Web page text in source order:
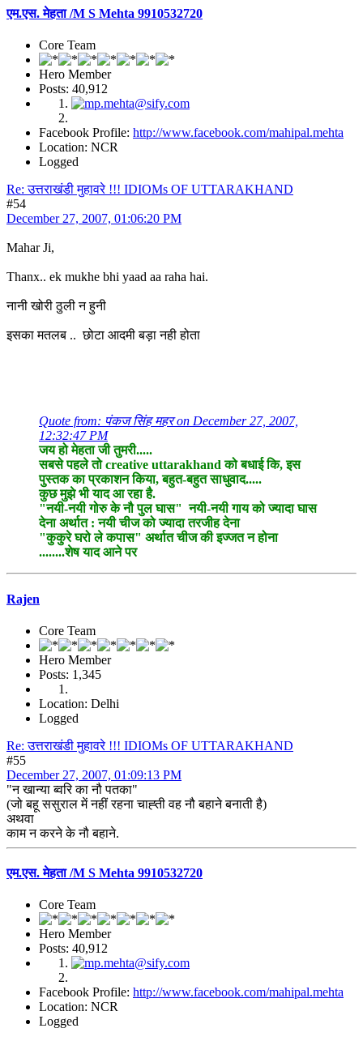
एम.एस. मेहता /M S Mehta 9910532720
Core Team
Hero Member
Posts: 40,912
Facebook Profile: http://www.facebook.com/mahipal.mehta
Location: NCR
Logged
Re: उत्तराखंडी मुहावरे !!! IDIOMs OF UTTARAKHAND
#54
December 27, 2007, 01:06:20 PM
Mahar Ji,
Thanx.. ek mukhe bhi yaad aa raha hai.
नानी खोरी ठुली न हुनी
इसका मतलब .. छोटा आदमी बड़ा नही होता
Quote from: पंकज सिंह महर on December 27, 2007,
12:32:47 PM
जय हो मेहता जी तुमरी.....
सबसे पहले तो creative uttarakhand को बधाई कि, इस
पुस्तक का प्रकाशन किया, बहुत-बहुत साधुवाद.....
कुछ मुझे भी याद आ रहा है.
"नयी-नयी गोरु के नौ पुल घास" नयी-नयी गाय को ज्यादा घास
देना अर्थात : नयी चीज को ज्यादा तरजीह देना
"कुकुरे घरो ले कपास" अर्थात चीज की इज्जत न होना
........शेष याद आने पर
Rajen
Core Team
Hero Member
Posts: 1,345
Location: Delhi
Logged
Re: उत्तराखंडी मुहावरे !!! IDIOMs OF UTTARAKHAND
#55
December 27, 2007, 01:09:13 PM
"न खान्या ब्वरि का नौ पतका"
(जो बहू ससुराल में नहीं रहना चाह्ती वह नौ बहाने बनाती है)
अथवा
काम न करने के नौ बहाने.
एम.एस. मेहता /M S Mehta 9910532720
Core Team
Hero Member
Posts: 40,912
Facebook Profile: http://www.facebook.com/mahipal.mehta
Location: NCR
Logged